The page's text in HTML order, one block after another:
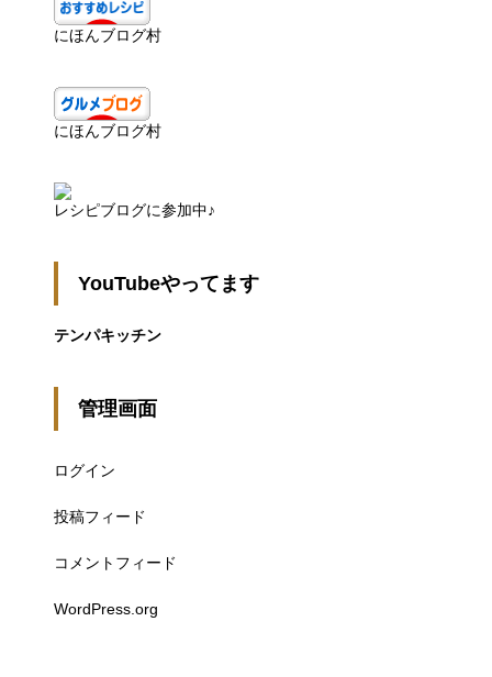
にほんブログ村
にほんブログ村
レシピブログに参加中♪
YouTubeやってます
テンパキッチン
管理画面
ログイン
投稿フィード
コメントフィード
WordPress.org